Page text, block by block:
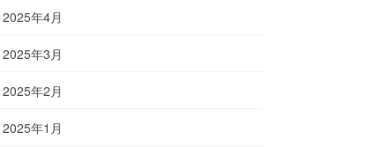
2025年4月
2025年3月
2025年2月
2025年1月